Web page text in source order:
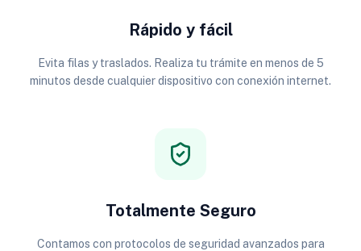
Rápido y fácil
Evita filas y traslados. Realiza tu trámite en menos de 5
minutos desde cualquier dispositivo con conexión internet.
Totalmente Seguro
Contamos con protocolos de seguridad avanzados para